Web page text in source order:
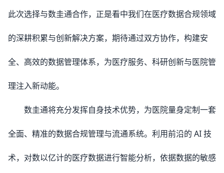
此次选择与数圭通合作，正是看中我们在医疗数据合规领域
的深耕积累与创新解决方案，期待通过双方协作，构建安
全、高效的数据管理体系，为医疗服务、科研创新与医院管
理注入新动能。
数圭通将充分发挥自身技术优势，为医院量身定制一套
全面、精准的数据合规管理与流通系统。利用前沿的 AI 技
术，对数以亿计的医疗数据进行智能分析，依据数据的敏感